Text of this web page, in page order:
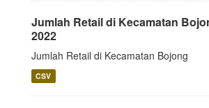
Jumlah Retail di Kecamatan
2022
Jumlah Retail di Kecamatan Bojong
CSV